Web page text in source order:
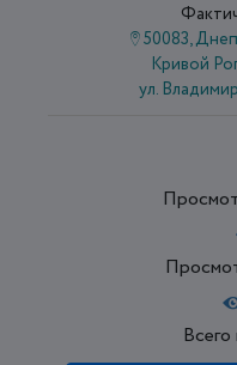
50083,
Кривой
ул.